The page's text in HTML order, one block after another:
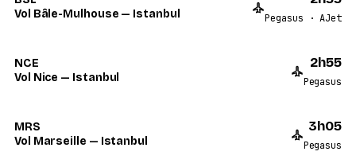
Vol Bâle-Mulhouse — Istanbul
Pegasus · AJet
NCE
Vol Nice — Istanbul
2h55
Pegasus
MRS
Vol Marseille — Istanbul
3h05
Pegasus